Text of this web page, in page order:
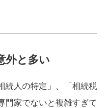
外と多い
続人の特定」、「相続税
門家でないと複雑すぎて